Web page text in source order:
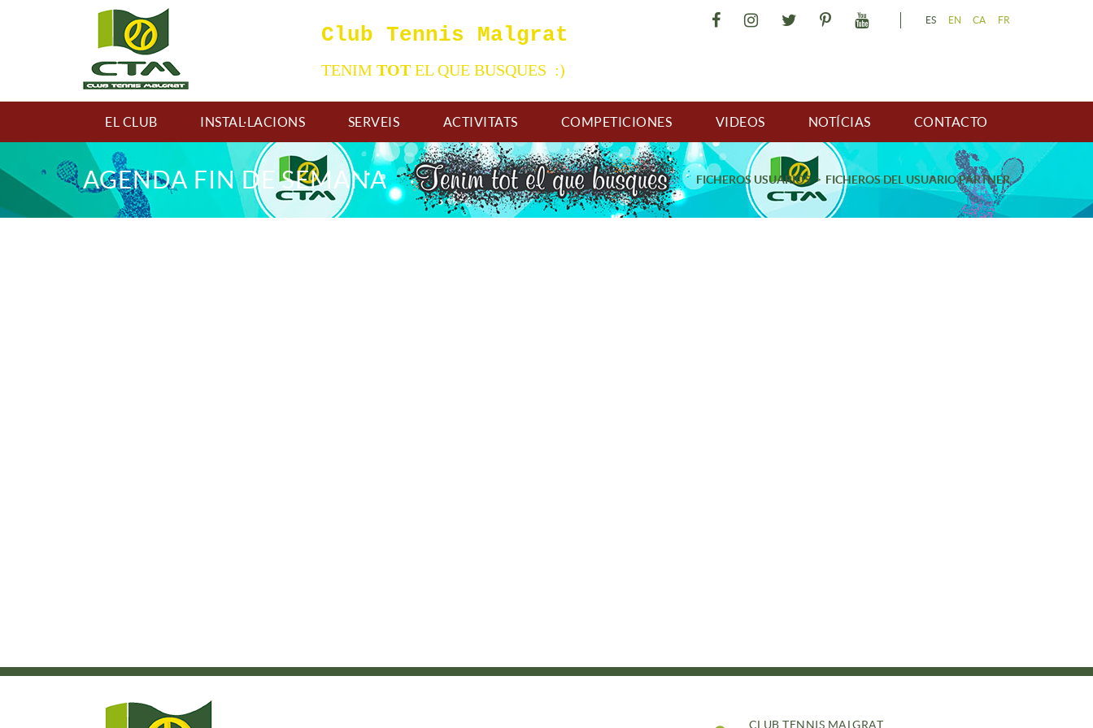
Club Tennis Malgrat
TENIM TOTEL QUE BUSQUES :)
ES EN CA FR
EL CLUB INSTAL·LACIONS SERVEIS ACTIVITATS COMPETICIONES VIDEOS NOTÍCIAS CONTACTO
FICHEROS USUARIOS FICHEROS DEL USUARIO PARTNER
AGENDA FIN DE SEMANA
CLUB TENNIS MALGRAT